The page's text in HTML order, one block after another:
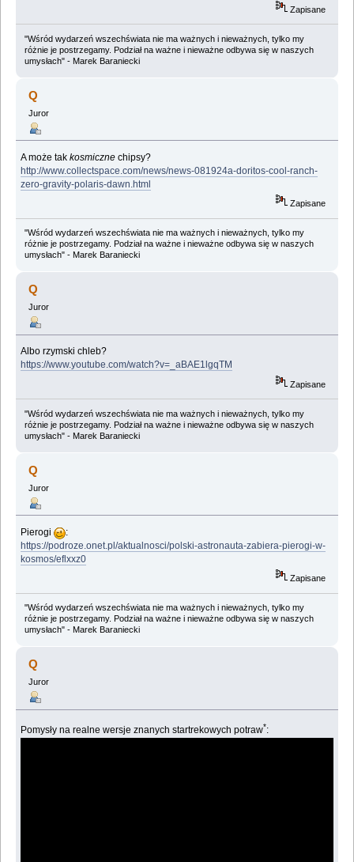
Zapisane
"Wśród wydarzeń wszechświata nie ma ważnych i nieważnych, tylko my
różnie je postrzegamy. Podział na ważne i nieważne odbywa się w naszych
umysłach" - Marek Baraniecki
Q
Juror
A może takkosmiczne chipsy?
http://www.collectspace.com/news/news-081924a-doritos-cool-ranch-
zero-gravity-polaris-dawn.html
Zapisane
"Wśród wydarzeń wszechświata nie ma ważnych i nieważnych, tylko my
różnie je postrzegamy. Podział na ważne i nieważne odbywa się w naszych
umysłach" - Marek Baraniecki
Q
Juror
Albo rzymski chleb?
https://www.youtube.com/watch?v=_aBAE1lgqTM
Zapisane
"Wśród wydarzeń wszechświata nie ma ważnych i nieważnych, tylko my
różnie je postrzegamy. Podział na ważne i nieważne odbywa się w naszych
umysłach" - Marek Baraniecki
Q
Juror
Pierogi
:
https://podroze.onet.pl/aktualnosci/polski-astronauta-zabiera-pierogi-w-
kosmos/eflxxz0
Zapisane
"Wśród wydarzeń wszechświata nie ma ważnych i nieważnych, tylko my
różnie je postrzegamy. Podział na ważne i nieważne odbywa się w naszych
umysłach" - Marek Baraniecki
Q
Juror
Pomysły na realne wersje znanych startrekowych potraw*: